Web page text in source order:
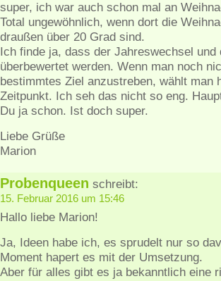
super, ich war auch schon mal an
Total ungewöhnlich, wenn dort die
draußen über 20 Grad sind.
Ich finde ja, dass der Jahreswechsel und
überbewertet werden. Wenn man noch
bestimmtes Ziel anzustreben, wählt man
Zeitpunkt. Ich seh das nicht so eng.
Du ja schon. Ist doch super.
Liebe Grüße
Marion
Probenqueen schreibt:
15. Februar 2016 um 15:46
Hallo liebe Marion!
Ja, Ideen habe ich, es sprudelt nur so
Moment hapert es mit der Umsetzung.
Aber für alles gibt es ja bekanntlich eine